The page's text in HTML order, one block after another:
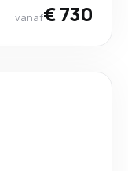
vanaf€ 730